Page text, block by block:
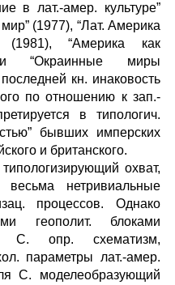
в лат.-амер. культуре”
(1977), “Лат. Америка
(1981), “Америка как
и “Окраинные миры
кн. инаковость
по отношению к зап.-
в типологич.
бывших имперских
и британского.
охват,
весьма нетривиальные
процессов. Однако
геополит. блоками
С. опр. схематизм,
параметры лат.-амер.
С. моделеобразующий